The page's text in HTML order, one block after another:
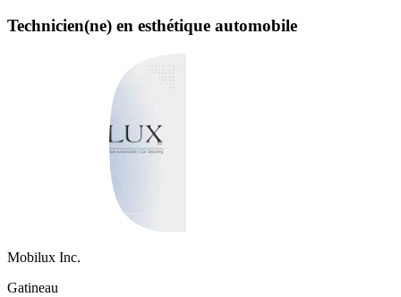
Technicien(ne) en esthétique automobile
Mobilux Inc.
Gatineau